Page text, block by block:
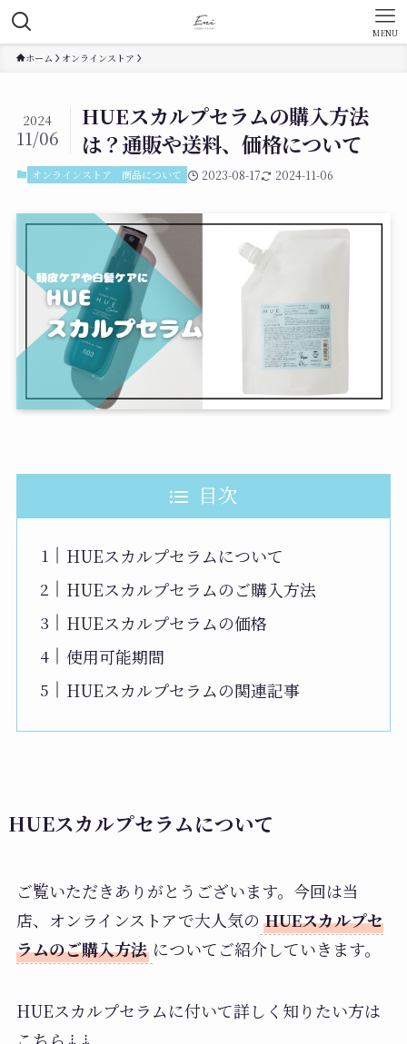
MENU
ホーム オンラインストア
HUEスカルプセラムの購入方法
は？通販や送料、価格について
2024
11/06
オンラインストア 商品について 2023-08-17 2024-11-06
目次
HUEスカルプセラムについて
HUEスカルプセラムのご購入方法
HUEスカルプセラムの価格
使用可能期間
HUEスカルプセラムの関連記事
HUEスカルプセラムについて
ご覧いただきありがとうございます。今回は当
店、オンラインストアで大人気の HUEスカルプセ
ラムのご購入方法 についてご紹介していきます。
HUEスカルプセラムに付いて詳しく知りたい方は
こちら⇣⇣